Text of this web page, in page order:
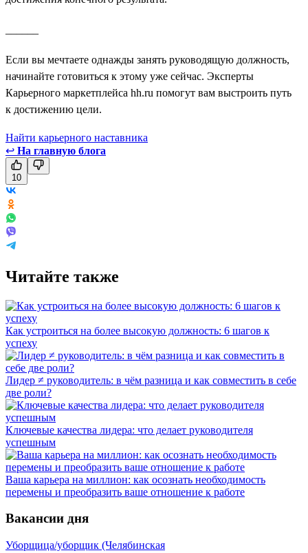
Если вы мечтаете однажды занять руководящую должность,
начинайте готовиться к этому уже сейчас. Эксперты
Карьерного маркетплейса hh.ru помогут вам выстроить путь
к достижению цели.
Найти карьерного наставника
↩ На главную блога
10
Читайте также
Как устроиться на более высокую должность: 6 шагов к
успеху
Лидер ≠ руководитель: в чём разница и как совместить в себе
две роли?
Ключевые качества лидера: что делает руководителя
успешным
Ваша карьера на миллион: как осознать необходимость
перемены и преобразить ваше отношение к работе
Вакансии дня
Уборщица/уборщик (Челябинская